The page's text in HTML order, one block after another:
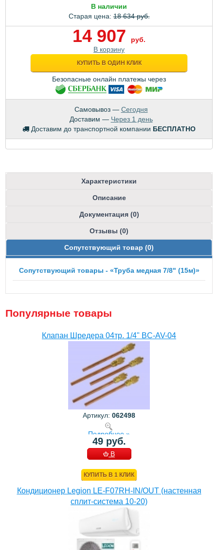
В наличии
Старая цена:18 634 руб.
14 907
руб.
В корзину
КУПИТЬ В ОДИН КЛИК
Безопасные онлайн платежы через
Самовывоз — Сегодня
Доставим — Через 1 день
Доставим до транспортной компании БЕСПЛАТНО
Характеристики
Описание
Документация (0)
Отзывы (0)
Сопутствующий товар (0)
Сопутствующий товары - «Труба медная 7/8" (15м)»
Популярные товары
Клапан Шредера 04тр. 1/4" BC-AV-04
Артикул: 062498
Подробнее »
49 руб.
В
КУПИТЬ В 1 КЛИК
Кондиционер Legion LE-F07RH-IN/OUT (настенная
сплит-система 10-20)